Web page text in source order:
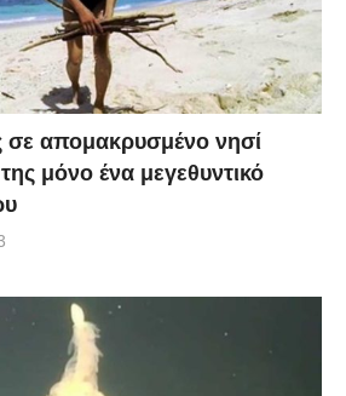
σε απομακρυσμένο νησί
μόνο ένα μεγεθυντικό